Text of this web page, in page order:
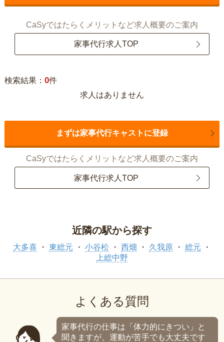
CaSyではたらくメリットなど求人概要のご案内
家事代行求人TOP
検索結果： 0件
求人はありません
まずは家事代行キャストに登録
CaSyではたらくメリットなど求人概要のご案内
家事代行求人TOP
近隣の駅から探す
大多喜 東総元 小谷松 西畑 久我原
総元
上総中野
よくある質問
家事代行の仕事は「体力的にきつい」と
聞きますが、運動が苦手でも大丈夫です